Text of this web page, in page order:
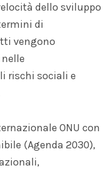
dello sviluppo
di
vengono
rischi sociali e
ONU con
(Agenda 2030),